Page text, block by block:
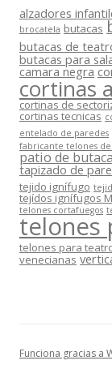
alzadores
brocatela butacas
butacas de
butacas para
camara negra
cortinas
cortinas de
cortinas tecnicas
entelado de paredes
fabricante telones
patio de
tapizado de
tejido ignífugo
tejídos ignífugos
telones cortafuegos
telones
telones para
venecianas
Funciona gracias a